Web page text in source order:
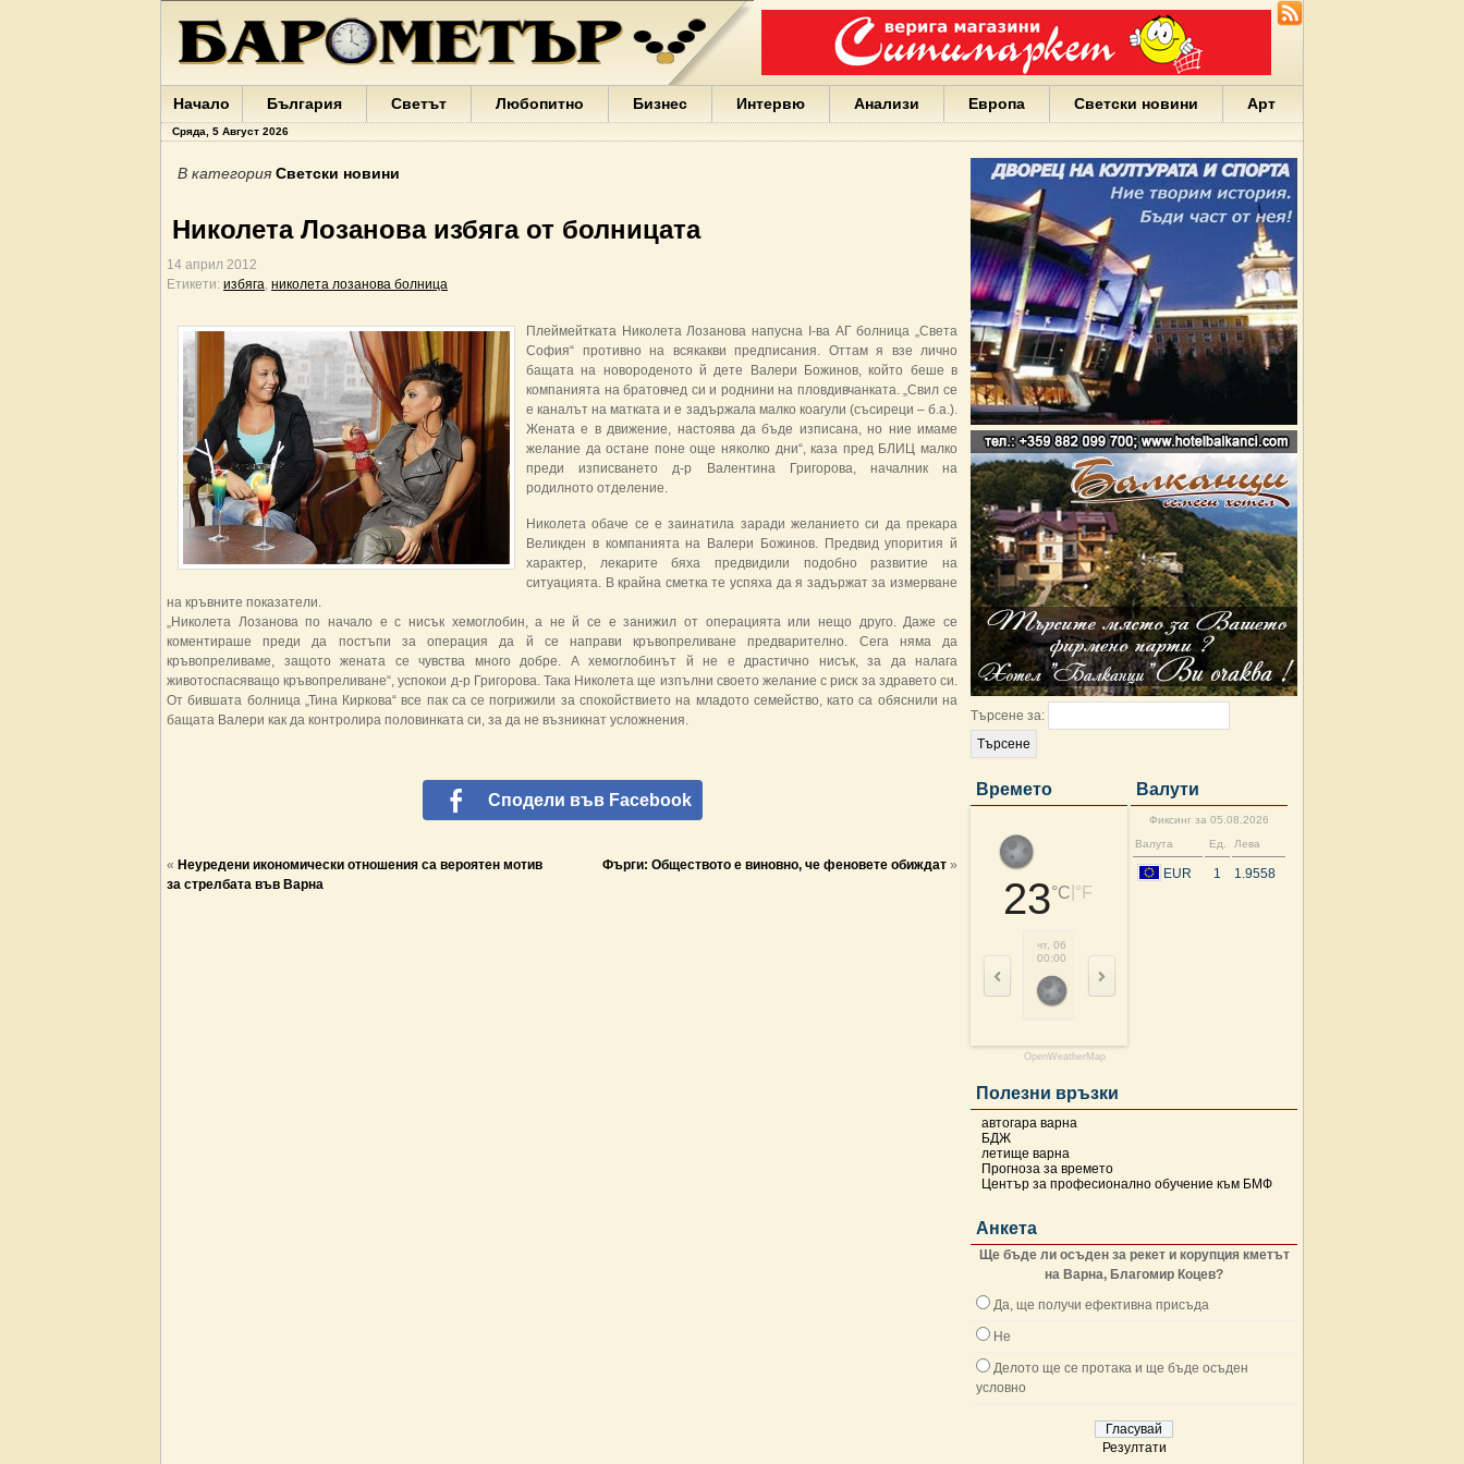
Варна
България
Портних
Facebook
ЕС
Борисов
Европа
Гърция
бизнес
google
деца
Бербатов
ГЕРБ
Начало България Светът Любопитно Бизнес Интервю Анализи Европа Светски новини Арт
Сряда, 5 Август 2026
Търсене за:
Времето
23°C °F
чт, 06
00:00
03:00
OpenWeatherMap
Валути
Фиксинг за 05.08.2026
Валута
Ед. Лева
EUR 1 1.9558
Полезни връзки
автогара варна
БДЖ
летище варна
Прогноза за времето
Център за професионално обучение към БМФ
Анкета
Ще бъде ли осъден за рекет и корупция кметът
на Варна, Благомир Коцев?
Да, ще получи ефективна присъда
Не
Делото ще се протака и ще бъде осъден
условно
Резултати
В категория Светски новини
Николета Лозанова избяга от болницата
14 април 2012
Етикети: избяга, николета лозанова болница
Плеймейтката Николета Лозанова напусна І-ва АГ болница „Света
София“ противно на всякакви предписания. Оттам я взе лично
бащата на новороденото й дете Валери Божинов, който беше в
компанията на братовчед си и роднини на пловдивчанката. „Свил се
е каналът на матката и е задържала малко коагули (съсиреци – б.а.).
Жената е в движение, настоява да бъде изписана, но ние имаме
желание да остане поне още няколко дни“, каза пред БЛИЦ малко
преди изписването д-р Валентина Григорова, началник на
родилното отделение.
Николета обаче се е заинатила заради желанието си да прекара
Великден в компанията на Валери Божинов. Предвид упорития й
характер, лекарите бяха предвидили подобно развитие на
ситуацията. В крайна сметка те успяха да я задържат за измерване
на кръвните показатели.
„Николета Лозанова по начало е с нисък хемоглобин, а не й се е занижил от операцията или нещо друго. Даже се
коментираше преди да постъпи за операция да й се направи кръвопреливане предварително. Сега няма да
кръвопреливаме, защото жената се чувства много добре. А хемоглобинът й не е драстично нисък, за да налага
животоспасяващо кръвопреливане“, успокои д-р Григорова. Така Николета ще изпълни своето желание с риск за здравето си.
От бившата болница „Тина Киркова“ все пак са се погрижили за спокойствието на младото семейство, като са обяснили на
бащата Валери как да контролира половинката си, за да не възникнат усложнения.
Сподели във Facebook
« Неуредени икономически отношения са вероятен мотив
за стрелбата във Варна
Фърги: Обществото е виновно, че феновете обиждат »